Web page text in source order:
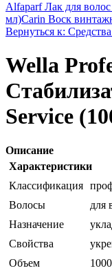
Alfaparf Лак для
мл)Carin Воск
Вернуться к:
Wella
Service
Описание
Характеристики
Классификация
Волосы
для
Назначение
Свойства
Объем